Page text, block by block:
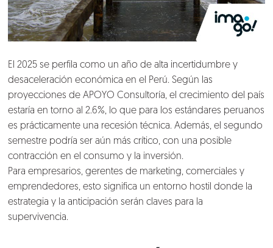
El 2025 se perfila como un año de alta incertidumbre y
desaceleración económica en el Perú. Según las
proyecciones de APOYO Consultoría, el crecimiento del país
estaría en torno al 2.6%, lo que para los estándares peruanos
es prácticamente una recesión técnica. Además, el segundo
semestre podría ser aún más crítico, con una posible
contracción en el consumo y la inversión.
Para empresarios, gerentes de marketing, comerciales y
emprendedores, esto significa un entorno hostil donde la
estrategia y la anticipación serán claves para la
supervivencia.